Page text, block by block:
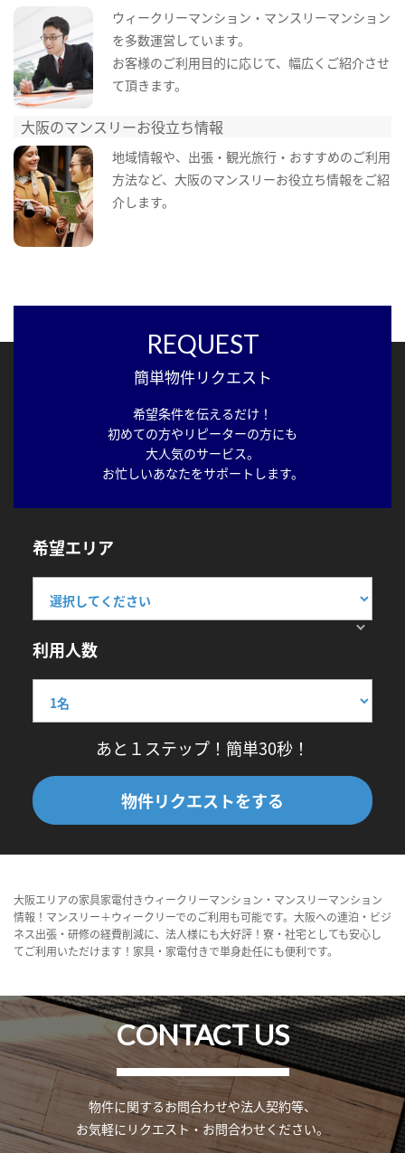
ウィークリーマンション・マンスリーマンション
を多数運営しています。
お客様のご利用目的に応じて、幅広くご紹介させ
て頂きます。
大阪のマンスリーお役立ち情報
地域情報や、出張・観光旅行・おすすめのご利用
方法など、大阪のマンスリーお役立ち情報をご紹
介します。
REQUEST
簡単物件リクエスト
希望条件を伝えるだけ！
初めての方やリピーターの方にも
大人気のサービス。
お忙しいあなたをサポートします。
希望エリア
利用人数
あと１ステップ！簡単30秒！
物件リクエストをする
大阪エリアの家具家電付きウィークリーマンション・マンスリーマンション
情報！マンスリー＋ウィークリーでのご利用も可能です。大阪への連泊・ビジ
ネス出張・研修の経費削減に、法人様にも大好評！寮・社宅としても安心し
てご利用いただけます！家具・家電付きで単身赴任にも便利です。
CONTACT US
物件に関するお問合わせや法人契約等、
お気軽にリクエスト・お問合わせください。